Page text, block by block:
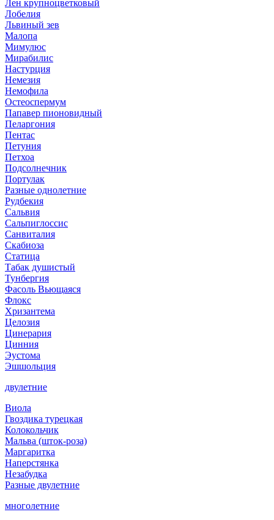
Лен крупноцветковый
Лобелия
Львиный зев
Малопа
Мимулюс
Мирабилис
Настурция
Немезия
Немофила
Остеоспермум
Папавер пионовидный
Пеларгония
Пентас
Петуния
Петхоа
Подсолнечник
Портулак
Разные однолетние
Рудбекия
Сальвия
Сальпиглоссис
Санвиталия
Скабиоза
Статица
Табак душистый
Тунбергия
Фасоль Вьющаяся
Флокс
Хризантема
Целозия
Цинерария
Цинния
Эустома
Эшшольция
двулетние
Виола
Гвоздика турецкая
Колокольчик
Мальва (шток-роза)
Маргаритка
Наперстянка
Незабудка
Разные двулетние
многолетние